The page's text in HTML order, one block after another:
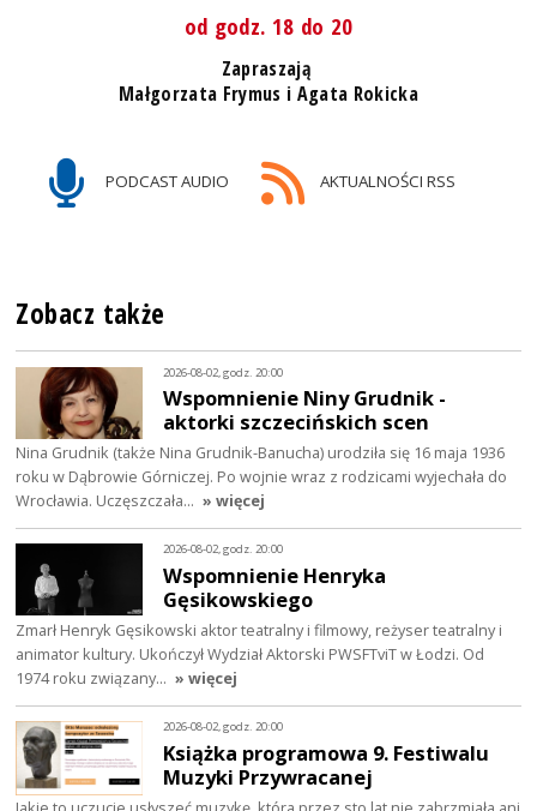
od godz. 18 do 20
Zapraszają
Małgorzata Frymus i Agata Rokicka
PODCAST AUDIO AKTUALNOŚCI RSS
Zobacz także
2026-08-02, godz. 20:00
Wspomnienie Niny Grudnik -
aktorki szczecińskich scen
Nina Grudnik (także Nina Grudnik-Banucha) urodziła się 16 maja 1936
roku w Dąbrowie Górniczej. Po wojnie wraz z rodzicami wyjechała do
Wrocławia. Uczęszczała… » więcej
2026-08-02, godz. 20:00
Wspomnienie Henryka
Gęsikowskiego
Zmarł Henryk Gęsikowski aktor teatralny i filmowy, reżyser teatralny i
animator kultury. Ukończył Wydział Aktorski PWSFTviT w Łodzi. Od
1974 roku związany… » więcej
2026-08-02, godz. 20:00
Książka programowa 9. Festiwalu
Muzyki Przywracanej